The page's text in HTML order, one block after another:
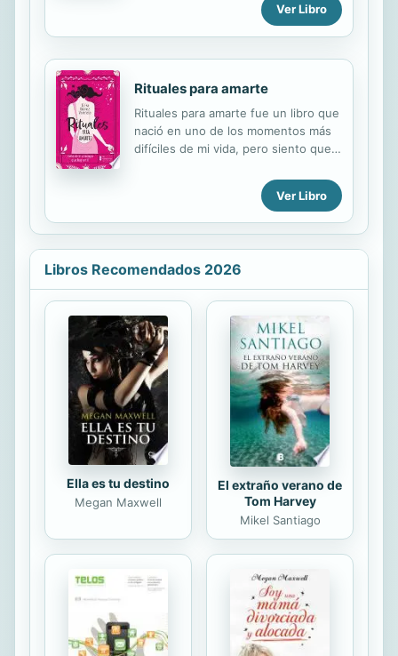
el pillaje, los despóticos pachás
turcos, las epidemias, las duras
travesías por el desierto,...
Its about his childhood as a lost
Ver Libro
Rituales para amarte
Rituales para amarte fue un libro que
nació en uno de los momentos más
difíciles de mi vida, pero siento que
el mundo y que de aquí surgieron
rituales poderosos para quien lo lea.
Y no se trata solo de los rituales que
vas a encontrar, se trata de empezar
allá de tus puntos de vista fijos y leer
otras posibilidades de cambio,
sanación y creación, que pueden
abrir paso a experiencias grandiosas
en tu vida. Esta es una oportunidad
para descubrir técnicas,
facilitaciones y procesos que desde
la vivencia muestran...
Ver Libro
Libros Recomendados 2026
Ella es tu destino
Megan Maxwell
El extraño verano de
Tom Harvey
Mikel Santiago